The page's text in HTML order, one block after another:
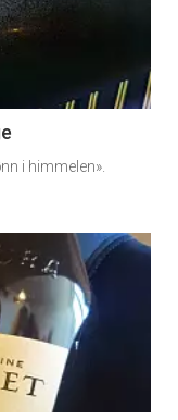
i himmelen».